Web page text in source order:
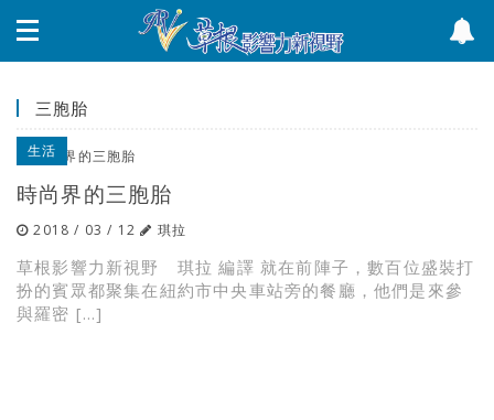
三胞胎
生活
時尚界的三胞胎
2018 / 03 / 12 琪拉
草根影響力新視野 琪拉 編譯 就在前陣子，數百位盛裝打
扮的賓眾都聚集在紐約市中央車站旁的餐廳，他們是來參
與羅密 […]